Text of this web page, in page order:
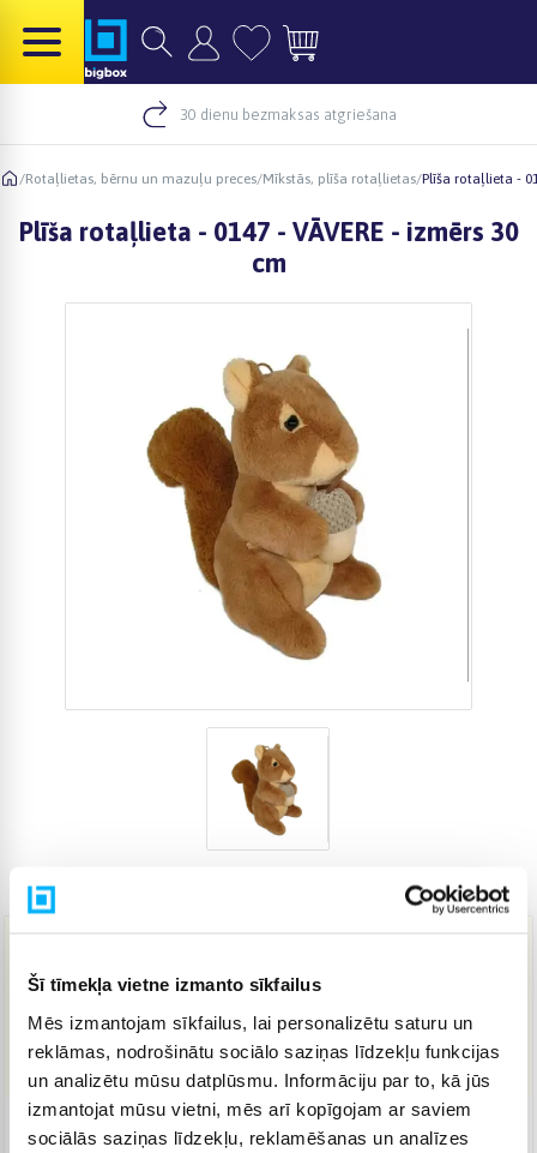
Šī tīmekļa vietne izmanto sīkfailus
Mēs izmantojam sīkfailus, lai personalizētu saturu un
reklāmas, nodrošinātu sociālo saziņas līdzekļu funkcijas
un analizētu mūsu datplūsmu. Informāciju par to, kā jūs
izmantojat mūsu vietni, mēs arī kopīgojam ar saviem
sociālās saziņas līdzekļu, reklamēšanas un analīzes
30 dienu bezmaksas atgriešana
/Rotaļlietas, bērnu un mazuļu preces/Mīkstās, plīša rotaļlietas/Plīša rotaļlieta -
Plīša rotaļlieta - 0147 - VĀVERE - izmērs 30
cm
Preces kods 3868329
12,76 €
IELIKT GROZĀ
Piegāde: 7-14 d.d.